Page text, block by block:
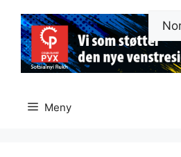
innhold
Meny